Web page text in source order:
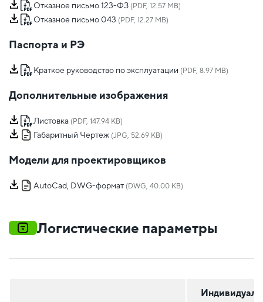
Отказное письмо 123-ФЗ (PDF, 12.57 MB)
Отказное письмо 043 (PDF, 12.27 MB)
Паспорта и РЭ
Краткое руководство по эксплуатации (PDF, 8.97 MB)
Дополнительные изображения
Листовка (PDF, 147.94 KB)
Габаритный Чертеж (JPG, 52.69 KB)
Модели для проектировщиков
AutoCad, DWG-формат (DWG, 40.00 KB)
Логистические параметры